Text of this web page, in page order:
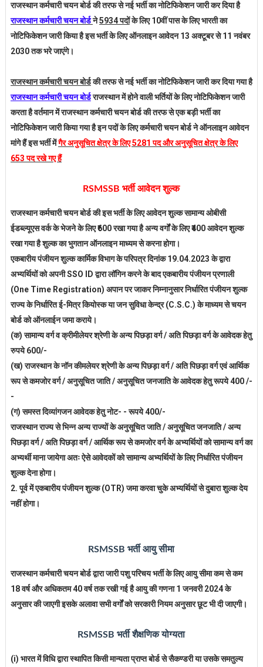
राजस्थान कर्मचारी चयन बोर्ड की तरफ से नई भर्ती का नोटिफिकेशन जारी कर दिया है
राजस्थान कर्मचारी चयन बोर्डने5934 पदोंके लिए 10वीं पास के लिए भारती का
नोटिफिकेशन जारी किया है इस भर्ती के लिए ऑनलाइन आवेदन 13 अक्टूबर से 11 नवंबर
2030 तक भरे जाएंगे।
राजस्थान कर्मचारी चयन बोर्डकी तरफ से नई भर्ती का नोटिफिकेशन जारी कर दिया गया है
राजस्थान कर्मचारी चयन बोर्डराजस्थान में होने वाली भर्तियों के लिए नोटिफिकेशन जारी
करता है वर्तमान में राजस्थान कर्मचारी चयन बोर्ड की तरफ से एक बड़ी भर्ती का
नोटिफिकेशन जारी किया गया है इन पदों के लिए कर्मचारी चयन बोर्ड ने ऑनलाइन आवेदन
मांगे हैं इस भर्ती मेंगैर अनुसूचित क्षेत्र के लिए 5281 पद और अनुसूचित क्षेत्र के लिए
653 पद रखे गए हैं
RSMSSB भर्ती आवेदन शुल्क
राजस्थान कर्मचारी चयन बोर्ड की इस भर्ती के लिए आवेदन शुल्क सामान्य ओबीसी
ईडब्ल्यूएस वर्क के भेजने के लिए ₹600 रखा गया है अन्य वर्गों के लिए ₹400 आवेदन शुल्क
रखा गया है शुल्क का भुगतान ऑनलाइन माध्यम से करना होगा।
एकबारीय पंजीयन शुल्क कार्मिक विभाग के परिपत्र दिनांक 19.04.2023 के द्वारा
अभ्यर्थियों को अपनी SSO ID द्वारा लॉगिन करने के बाद एकबारीय पंजीयन प्रणाली
(One Time Registration) अपान पर जाकर निम्नानुसार निर्धारित पंजीयन शुल्क
राज्य के निर्धारित ई-मित्र कियोस्क या जन सुविधा केन्द्र (C.S.C.) के माध्यम से चयन
बोर्ड को ऑनलाईन जमा कराये।
(क) सामान्य वर्ग व क्रीमीलेयर श्रेणी के अन्य पिछड़ा वर्ग / अति पिछड़ा वर्ग के आवेदक हेतु
रुपये 600/-
(ख) राजस्थान के नॉन कीमलेयर श्रेणी के अन्य पिछड़ा वर्ग / अति पिछड़ा वर्ग एवं आर्थिक
रूप से कमजोर वर्ग / अनुसूचित जाति / अनुसूचित जनजाति के आवेदक हेतु रूपये 400 /-
-
(ग) समस्त दिव्यांगजन आवेदक हेतु नोट- - रूपये 400/-
राजस्थान राज्य से भिन्न अन्य राज्यों के अनुसूचित जाति / अनुसूचित जनजाति / अन्य
पिछड़ा वर्ग / अति पिछड़ा वर्ग / आर्थिक रूप से कमजोर वर्ग के अभ्यर्थियों को सामान्य वर्ग का
अभ्यर्थी माना जायेगा अतः ऐसे आवेदकों को सामान्य अभ्यर्थियों के लिए निर्धारित पंजीयन
शुल्क देना होगा।
2. पूर्व में एकबारीय पंजीयन शुल्क (OTR) जमा करवा चुके अभ्यर्थियों से दुबारा शुल्क देय
नहीं होगा।
RSMSSB भर्ती आयु सीमा
राजस्थान कर्मचारी चयन बोर्ड द्वारा जारी पशु परिचय भर्ती के लिए आयु सीमा कम से कम
18 वर्ष और अधिकतम 40 वर्ष तक रखी गई है आयु की गणना 1 जनवरी 2024 के
अनुसार की जाएगी इसके अलावा सभी वर्गों को सरकारी नियम अनुसार छूट भी दी जाएगी।
RSMSSB भर्ती शैक्षणिक योग्यता
(i) भारत में विधि द्वारा स्थापित किसी मान्यता प्राप्त बोर्ड से सैकण्डरी या उसके समतुल्य